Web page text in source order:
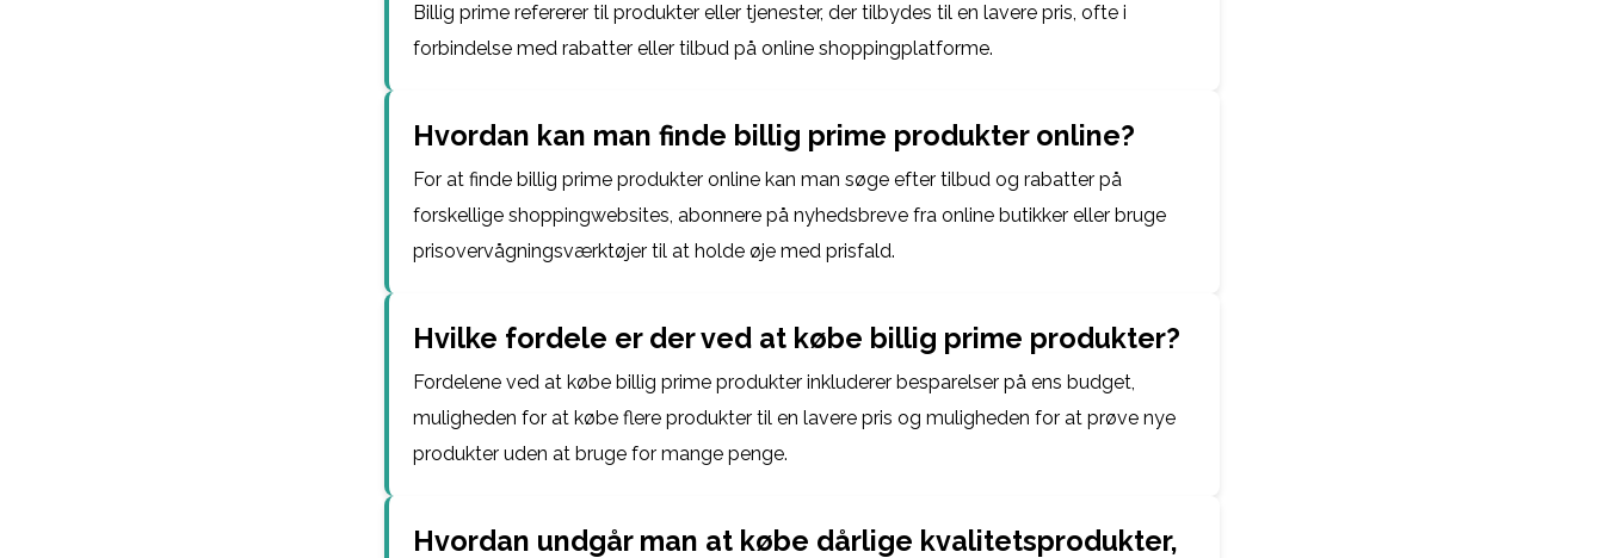
Billig prime refererer til produkter eller tjenester, der tilbydes til en lavere pris, ofte i
forbindelse med rabatter eller tilbud på online shoppingplatforme.
Hvordan kan man finde billig prime produkter online?
For at finde billig prime produkter online kan man søge efter tilbud og rabatter på
forskellige shoppingwebsites, abonnere på nyhedsbreve fra online butikker eller bruge
prisovervågningsværktøjer til at holde øje med prisfald.
Hvilke fordele er der ved at købe billig prime produkter?
Fordelene ved at købe billig prime produkter inkluderer besparelser på ens budget,
muligheden for at købe flere produkter til en lavere pris og muligheden for at prøve nye
produkter uden at bruge for mange penge.
Hvordan undgår man at købe dårlige kvalitetsprodukter,